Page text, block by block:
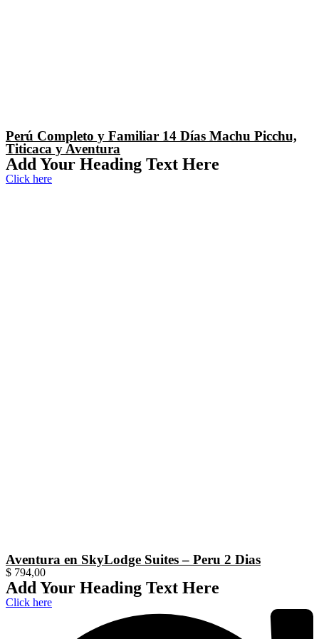
Perú Completo y Familiar 14 Días Machu Picchu,
Titicaca y Aventura
Add Your Heading Text Here
Click here
Aventura en SkyLodge Suites – Peru 2 Dias
$ 794,00
Add Your Heading Text Here
Click here